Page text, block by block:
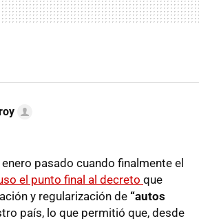
pasado cuando finalmente el
el punto final al decreto que
y regularización de “autos
país, lo que permitió que, desde